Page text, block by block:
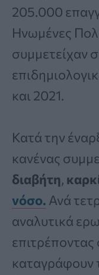
205.000
Ηνωμένες
συμμετείχαν
και 2021.
Κατά την
κανένας
διαβήτη,
νόσο. Ανά
αναλυτικά
καταγράφουν